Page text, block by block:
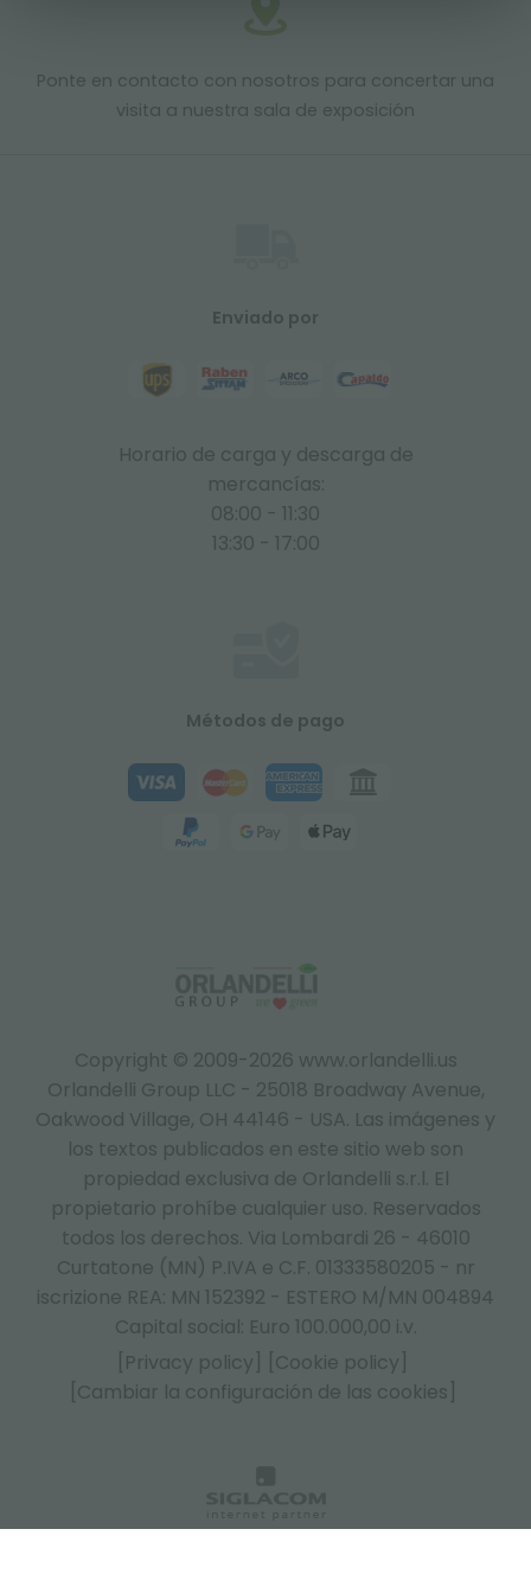
Ponte en contacto con nosotros para concertar una
visita a nuestra sala de exposición
Copyright © 2009-2026 www.orlandelli.us
Orlandelli Group LLC - 25018 Broadway Avenue,
Oakwood Village, OH 44146 - USA. Las imágenes y
los textos publicados en este sitio web son
propiedad exclusiva de Orlandelli s.r.l. El
propietario prohíbe cualquier uso. Reservados
todos los derechos. Via Lombardi 26 - 46010
Curtatone (MN) P.IVA e C.F. 01333580205 - nr
iscrizione REA: MN 152392 - ESTERO M/MN 004894
Capital social: Euro 100.000,00 i.v.
[Privacy policy]
[Cookie policy]
[Cambiar la configuración de las cookies]
Enviado por
Horario de carga y descarga de
mercancías:
08:00 - 11:30
13:30 - 17:00
Métodos de pago